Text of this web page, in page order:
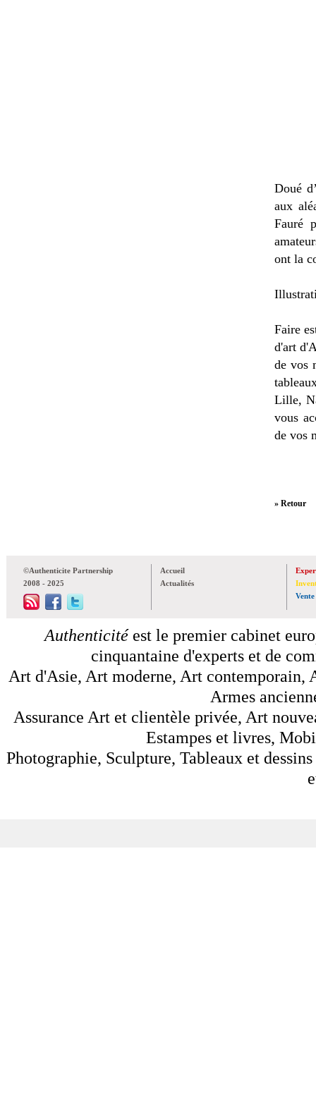
Doué
aux
Fauré
ont la
Faire
d'art
de vos
Lille,
vous
de vos
» Retour
©Authenticite Partnership
2008 - 2025
Accueil
Actualités
Vente
Authenticitéest le premier cabinet
cinquantaine d'experts et de
Art d'Asie, Art moderne, Art contemporain,
Armes
Assurance Art et clientèle privée, Art
Estampes et livres,
Photographie, Sculpture, Tableaux et